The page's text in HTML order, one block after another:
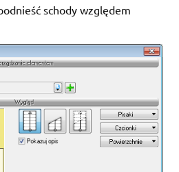
schody względem